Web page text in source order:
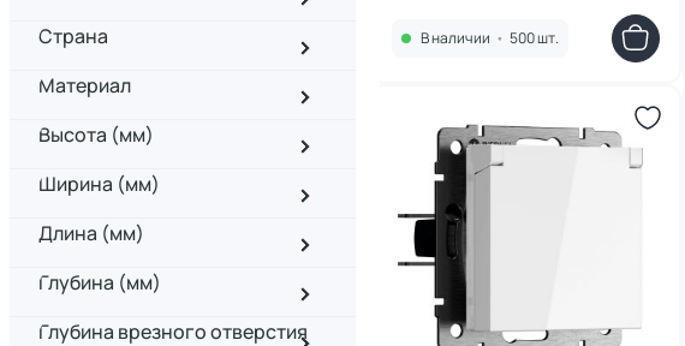
Страна
Материал
Высота (мм)
Ширина (мм)
Длина (мм)
Глубина (мм)
Глубина врезного отверстия
В наличии • 500 шт.